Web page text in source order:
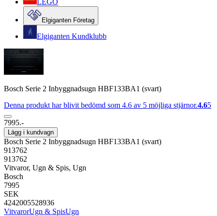
LEGO
Elgiganten Företag
Elgiganten Kundklubb
Bosch Serie 2 Inbyggnadsugn HBF133BA1 (svart)
Denna produkt har blivit bedömd som 4.6 av 5 möjliga stjärnor.4.65
7995.-
Lägg i kundvagn
Bosch Serie 2 Inbyggnadsugn HBF133BA1 (svart)
913762
913762
Vitvaror, Ugn & Spis, Ugn
Bosch
7995
SEK
4242005528936
VitvarorUgn & SpisUgn